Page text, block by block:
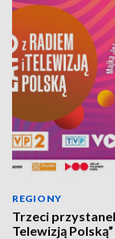
REGIONY
Trzeci
Telewizją